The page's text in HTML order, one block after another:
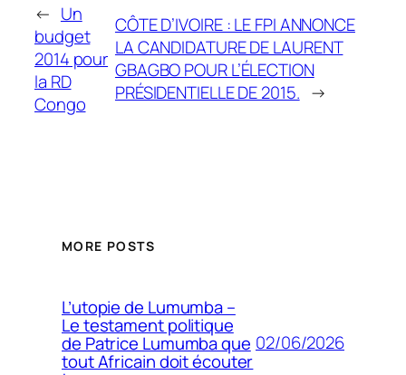
← Un
budget
2014 pour
la RD
Congo
CÔTE D’IVOIRE : LE FPI ANNONCE
LA CANDIDATURE DE LAURENT
GBAGBO POUR L’ÉLECTION
PRÉSIDENTIELLE DE 2015. →
MORE POSTS
L’utopie de Lumumba –
Le testament politique
de Patrice Lumumba que
tout Africain doit écouter
02/06/2026